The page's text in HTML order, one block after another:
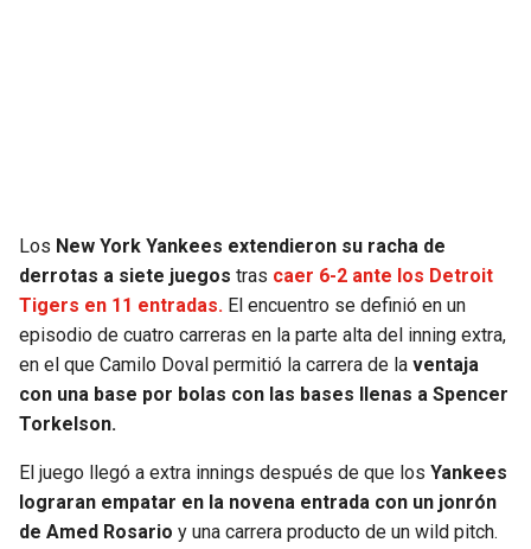
PACKERS
VIKINGS
PANTHERS
TIMBERWOLVES
THUNDER
JAZZ
Los New York Yankees extendieron su racha de
derrotas a siete juegos tras caer 6-2 ante los Detroit
Tigers en 11 entradas. El encuentro se definió en un
episodio de cuatro carreras en la parte alta del inning extra,
en el que Camilo Doval permitió la carrera de la ventaja
con una base por bolas con las bases llenas a Spencer
Torkelson.
El juego llegó a extra innings después de que los Yankees
lograran empatar en la novena entrada con un jonrón
de Amed Rosario y una carrera producto de un wild pitch.